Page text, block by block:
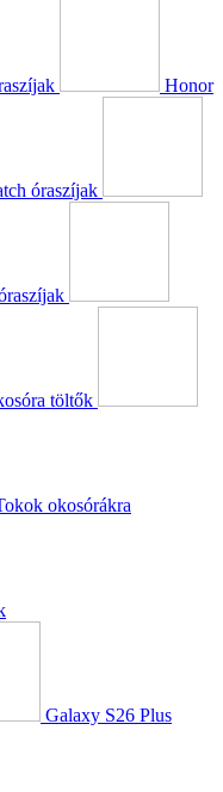
Honor
óraszíjak
töltők
okosórákra
Galaxy S26 Plus